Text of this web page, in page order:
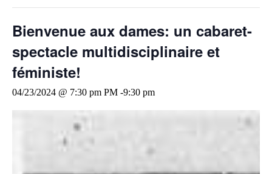
Bienvenue aux dames: un cabaret-
spectacle multidisciplinaire et
féministe!
04/23/2024 @ 7:30 pm PM -9:30 pm